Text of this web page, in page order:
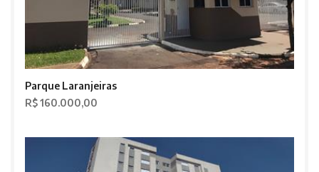
Parque Laranjeiras
R$ 160.000,00